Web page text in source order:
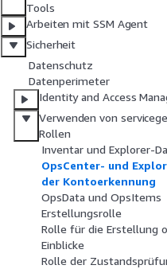
Tools
Arbeiten mit SSM Agent
Sicherheit
Datenschutz
Datenperimeter
Identity and Access
Verwenden von
Rollen
Inventar und Explorer-
OpsCenter- und
der Kontoerkennung
OpsData und OpsItems
Erstellungsrolle
Rolle für die Erstellung
Einblicke
Rolle der